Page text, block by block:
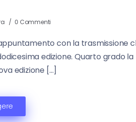
0 Commenti
con la trasmissione
edizione. Quarto grado
edizione […]